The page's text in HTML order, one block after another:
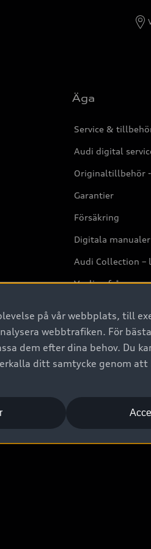
Äga
Service &
Audi digital
Originaltillbehör
Garantier
Försäkring
Digitala
Audi Collection –
Vanliga frågor
2G/3G nätet
detta?
på vår webbplats, till
webbtrafiken. För
dem efter dina behov. Du
ditt samtycke genom att